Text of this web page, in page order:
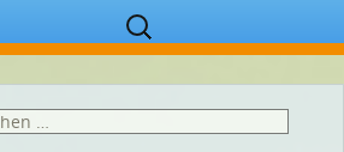
Suchen
nach: